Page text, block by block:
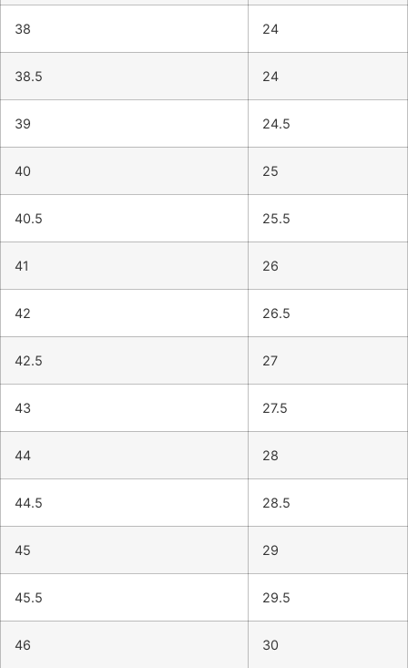
38 24
38.5 24
39 24.5
40 25
40.5 25.5
41 26
42 26.5
42.5 27
43 27.5
44 28
44.5 28.5
45 29
45.5 29.5
46 30